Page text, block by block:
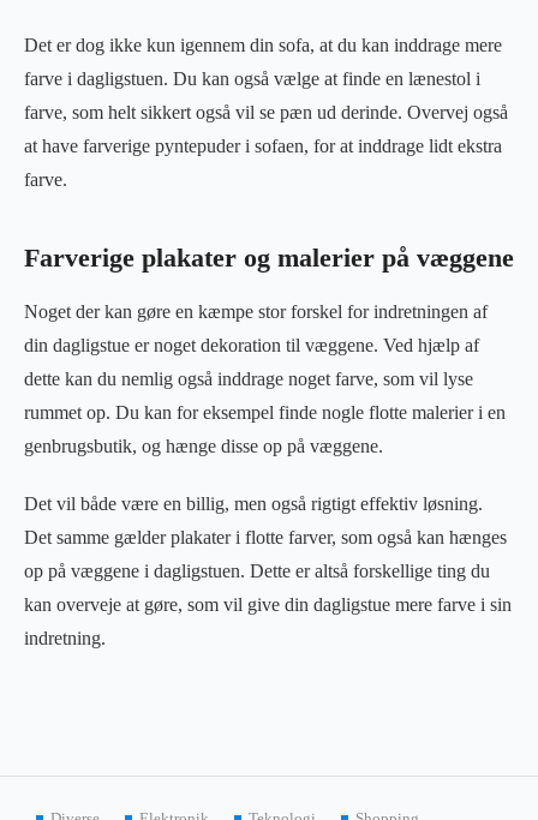
Det er dog ikke kun igennem din sofa, at du kan inddrage mere
farve i dagligstuen. Du kan også vælge at finde en lænestol i
farve, som helt sikkert også vil se pæn ud derinde. Overvej også
at have farverige pyntepuder i sofaen, for at inddrage lidt ekstra
farve.
Farverige plakater og malerier på væggene
Noget der kan gøre en kæmpe stor forskel for indretningen af
din dagligstue er noget dekoration til væggene. Ved hjælp af
dette kan du nemlig også inddrage noget farve, som vil lyse
rummet op. Du kan for eksempel finde nogle flotte malerier i en
genbrugsbutik, og hænge disse op på væggene.
Det vil både være en billig, men også rigtigt effektiv løsning.
Det samme gælder plakater i flotte farver, som også kan hænges
op på væggene i dagligstuen. Dette er altså forskellige ting du
kan overveje at gøre, som vil give din dagligstue mere farve i sin
indretning.